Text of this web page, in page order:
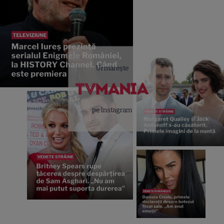
Urmărește
pe Instagram